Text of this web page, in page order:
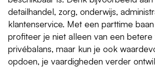
detailhandel, zorg, onderwijs,
klantenservice. Met een parttime
profiteer je niet alleen van een betere
privébalans, maar kun je ook
opdoen, je vaardigheden verder